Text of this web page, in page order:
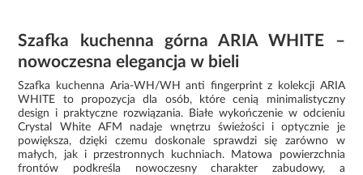
Szafka kuchenna górna ARIA WHITE –
nowoczesna elegancja w bieli
Szafka kuchenna Aria-WH/WH anti fingerprint z kolekcji ARIA
WHITE to propozycja dla osób, które cenią minimalistyczny
design i praktyczne rozwiązania. Białe wykończenie w odcieniu
Crystal White AFM nadaje wnętrzu świeżości i optycznie je
powiększa, dzięki czemu doskonale sprawdzi się zarówno w
małych, jak i przestronnych kuchniach. Matowa powierzchnia
frontów podkreśla nowoczesny charakter zabudowy, a